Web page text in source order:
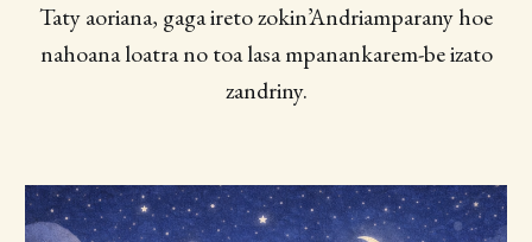
Taty aoriana, gaga ireto zokin’Andriamparany hoe
nahoana loatra no toa lasa mpanankarem-be izato
zandriny.